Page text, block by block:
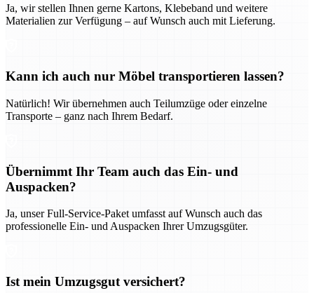
Ja, wir stellen Ihnen gerne Kartons, Klebeband und weitere
Materialien zur Verfügung – auf Wunsch auch mit Lieferung.
Kann ich auch nur Möbel transportieren lassen?
Natürlich! Wir übernehmen auch Teilumzüge oder einzelne
Transporte – ganz nach Ihrem Bedarf.
Übernimmt Ihr Team auch das Ein- und
Auspacken?
Ja, unser Full-Service-Paket umfasst auf Wunsch auch das
professionelle Ein- und Auspacken Ihrer Umzugsgüter.
Ist mein Umzugsgut versichert?